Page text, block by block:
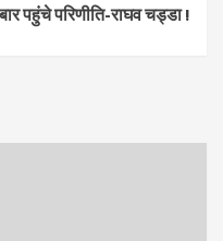
पहुंचे परिणीति-राघव चड्डा !